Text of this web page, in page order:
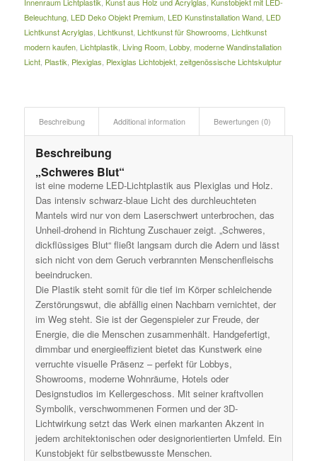
Beleuchtung, LED Deko Objekt Premium, LED Kunstinstallation Wand, LED
Lichtkunst Acrylglas Lichtkunst, Lichtkunst für Showrooms Lichtkunst
modern kaufen, Lichtplastik Living Room, Lobby, moderne Wandinstallation
Licht, Plastik Plexiglas Plexiglas Lichtobjekt, zeitgenössische Lichtskulptur
Beschreibung Additional information Bewertungen (0)
Beschreibung
„Schweres Blut“
ist eine moderne LED-Lichtplastik aus Plexiglas und Holz.
Das intensiv schwarz-blaue Licht des durchleuchteten
Mantels wird nur von dem Laserschwert unterbrochen, das
Unheil-drohend in Richtung Zuschauer zeigt. „Schweres,
dickflüssiges Blut“ fließt langsam durch die Adern und lässt
sich nicht von dem Geruch verbrannten Menschenfleischs
beeindrucken.
Die Plastik steht somit für die tief im Körper schleichende
Zerstörungswut, die abfällig einen Nachbarn vernichtet, der
im Weg steht. Sie ist der Gegenspieler zur Freude, der
Energie, die die Menschen zusammenhält. Handgefertigt,
dimmbar und energieeffizient bietet das Kunstwerk eine
verruchte visuelle Präsenz – perfekt für Lobbys,
Showrooms, moderne Wohnräume, Hotels oder
Designstudios im Kellergeschoss. Mit seiner kraftvollen
Symbolik, verschwommenen Formen und der 3D-
Lichtwirkung setzt das Werk einen markanten Akzent in
jedem architektonischen oder designorientierten Umfeld. Ein
Kunstobjekt für selbstbewusste Menschen.